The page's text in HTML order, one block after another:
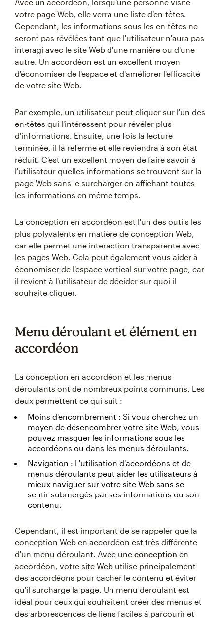
Avec un accordéon, lorsqu'une personne visite
votre page Web, elle verra une liste d'en-têtes.
Cependant, les informations sous les en-têtes ne
seront pas révélées tant que l'utilisateur n'aura pas
interagi avec le site Web d'une manière ou d'une
autre. Un accordéon est un excellent moyen
d'économiser de l'espace et d'améliorer l'efficacité
de votre site Web.
Par exemple, un utilisateur peut cliquer sur l'un des
en-têtes qui l'intéressent pour révéler plus
d'informations. Ensuite, une fois la lecture
terminée, il la referme et elle reviendra à son état
réduit. C'est un excellent moyen de faire savoir à
l'utilisateur quelles informations se trouvent sur la
page Web sans le surcharger en affichant toutes
les informations en même temps.
La conception en accordéon est l'un des outils les
plus polyvalents en matière de conception Web,
car elle permet une interaction transparente avec
les pages Web. Cela peut également vous aider à
économiser de l'espace vertical sur votre page, car
il revient à l'utilisateur de décider sur quoi il
souhaite cliquer.
Menu déroulant et élément en
accordéon
La conception en accordéon et les menus
déroulants ont de nombreux points communs. Les
deux permettent ce qui suit :
Moins d'encombrement : Si vous cherchez un
moyen de désencombrer votre site Web, vous
pouvez masquer les informations sous les
accordéons ou dans les menus déroulants.
Navigation : L'utilisation d'accordéons et de
menus déroulants peut aider les utilisateurs à
mieux naviguer sur votre site Web sans se
sentir submergés par ses informations ou son
contenu.
Cependant, il est important de se rappeler que la
conception Web en accordéon est très différente
d'un menu déroulant. Avec une conception en
accordéon, votre site Web utilise principalement
des accordéons pour cacher le contenu et éviter
qu'il surcharge la page. Un menu déroulant est
idéal pour ceux qui souhaitent créer des menus et
des arborescences de liens faciles à parcourir et